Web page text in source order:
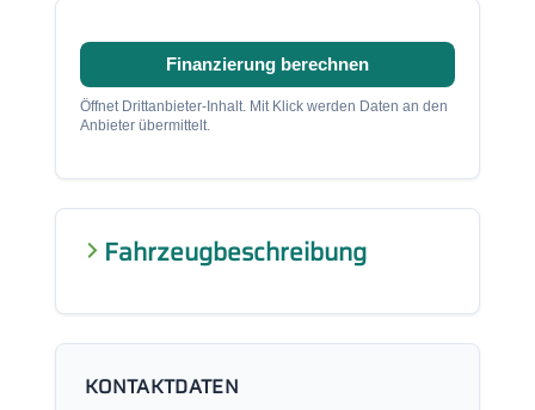
Finanzierung berechnen
Öffnet Drittanbieter-Inhalt. Mit Klick werden Daten an den
Anbieter übermittelt.
Fahrzeugbeschreibung
KONTAKTDATEN